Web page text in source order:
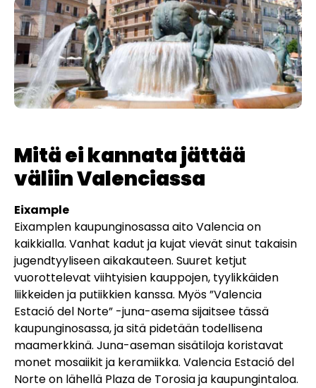
Mitä ei kannata jättää
väliin Valenciassa
Eixample
Eixamplen kaupunginosassa aito Valencia on
kaikkialla. Vanhat kadut ja kujat vievät sinut takaisin
jugendtyyliseen aikakauteen. Suuret ketjut
vuorottelevat viihtyisien kauppojen, tyylikkäiden
liikkeiden ja putiikkien kanssa. Myös ”Valencia
Estació del Norte” -juna-asema sijaitsee tässä
kaupunginosassa, ja sitä pidetään todellisena
maamerkkinä. Juna-aseman sisätiloja koristavat
monet mosaiikit ja keramiikka. Valencia Estació del
Norte on lähellä Plaza de Torosia ja kaupungintaloa.